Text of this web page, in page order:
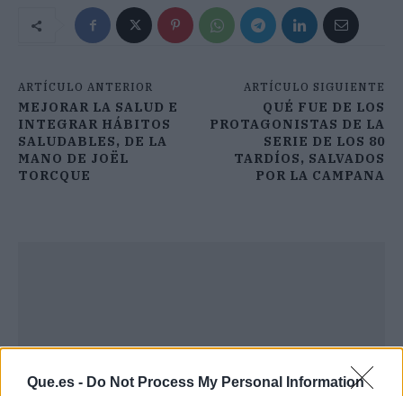
Que.es - Do Not Process My Personal Information
ARTÍCULO ANTERIOR
MEJORAR LA SALUD E
INTEGRAR HÁBITOS
SALUDABLES, DE LA
MANO DE JOËL
TORCQUE
ARTÍCULO SIGUIENTE
QUÉ FUE DE LOS
PROTAGONISTAS DE LA
SERIE DE LOS 80
TARDÍOS, SALVADOS
POR LA CAMPANA